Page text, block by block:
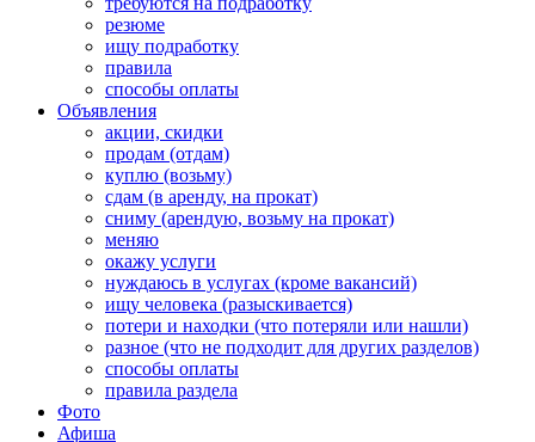
резюме
ищу подработку
правила
способы оплаты
Объявления
акции, скидки
продам (отдам)
куплю (возьму)
сдам (в аренду, на прокат)
сниму (арендую, возьму на прокат)
меняю
окажу услуги
нуждаюсь в услугах (кроме вакансий)
ищу человека (разыскивается)
потери и находки (что потеряли или нашли)
разное (что не подходит для других разделов)
способы оплаты
правила раздела
Фото
Афиша